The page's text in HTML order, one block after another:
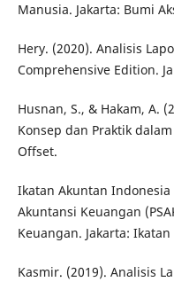
Manusia. Jakarta: Bumi
Hery. (2020). Analisis
Comprehensive Edition.
Husnan, S., & Hakam, A.
Konsep dan Praktik
Offset.
Ikatan Akuntan
Akuntansi Keuangan
Keuangan. Jakarta:
Kasmir. (2019). Analisis